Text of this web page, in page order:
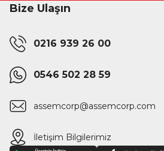
Bize Ulaşın
0216 939 26 00
0546 502 28 59
assemcorp@assemcorp.com
İletişim Bilgilerimiz